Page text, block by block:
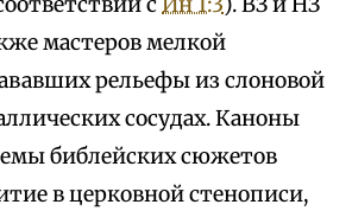
мастеров мелкой
рельефы из слоновой
сосудах. Каноны
библейских сюжетов
в церковной стенописи,